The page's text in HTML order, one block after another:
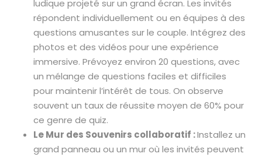
ludique projeté sur un grand écran. Les invités
répondent individuellement ou en équipes à des
questions amusantes sur le couple. Intégrez des
photos et des vidéos pour une expérience
immersive. Prévoyez environ 20 questions, avec
un mélange de questions faciles et difficiles
pour maintenir l’intérêt de tous. On observe
souvent un taux de réussite moyen de 60% pour
ce genre de quiz.
Le Mur des Souvenirs collaboratif :Installez un
grand panneau ou un mur où les invités peuvent